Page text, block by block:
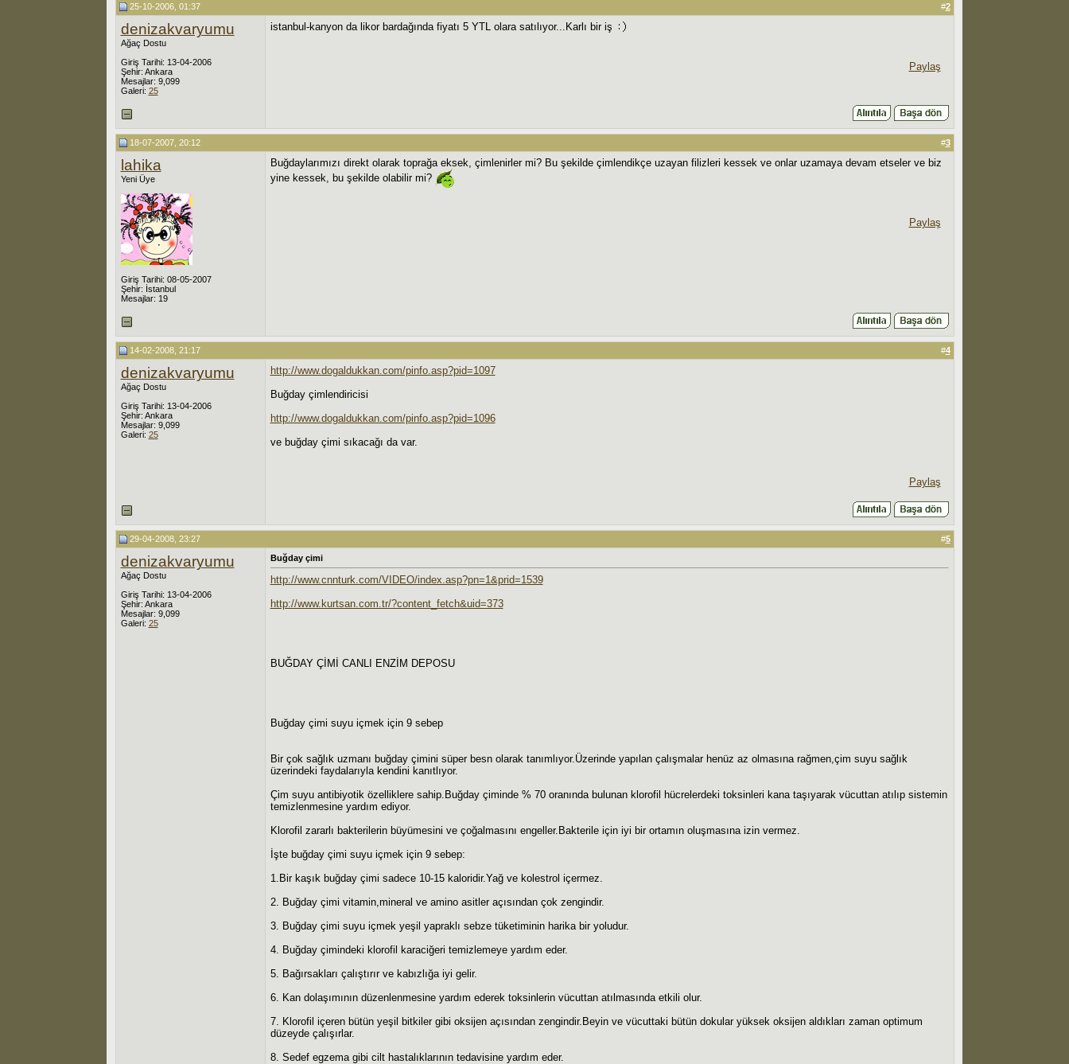
25-10-2006, 01:37 #2
denizakvaryumu
Ağaç Dostu
Giriş Tarihi: 13-04-2006
Şehir: Ankara
Mesajlar: 9,099
Galeri: 25
istanbul-kanyon da likor bardağında fiyatı 5 YTL olara satılıyor...Karlı bir iş
Paylaş
18-07-2007, 20:12 #3
lahika
Yeni Üye
Giriş Tarihi: 08-05-2007
Şehir: İstanbul
Mesajlar: 19
Buğdaylarımızı direkt olarak toprağa eksek, çimlenirler mi? Bu şekilde çimlendikçe uzayan filizleri kessek ve onlar uzamaya devam etseler ve biz
yine kessek, bu şekilde olabilir mi?
Paylaş
14-02-2008, 21:17 #4
denizakvaryumu
Ağaç Dostu
Giriş Tarihi: 13-04-2006
Şehir: Ankara
Mesajlar: 9,099
Galeri: 25
http://www.dogaldukkan.com/pinfo.asp?pid=1097
Buğday çimlendiricisi
http://www.dogaldukkan.com/pinfo.asp?pid=1096
ve buğday çimi sıkacağı da var.
Paylaş
29-04-2008, 23:27 #5
denizakvaryumu
Ağaç Dostu
Giriş Tarihi: 13-04-2006
Şehir: Ankara
Mesajlar: 9,099
Galeri: 25
Buğday çimi
http://www.cnnturk.com/VIDEO/index.asp?pn=1&prid=1539
http://www.kurtsan.com.tr/?content_fetch&uid=373
BUĞDAY ÇİMİ CANLI ENZİM DEPOSU
Buğday çimi suyu içmek için 9 sebep
Bir çok sağlık uzmanı buğday çimini süper besn olarak tanımlıyor.Üzerinde yapılan çalışmalar henüz az olmasına rağmen,çim suyu sağlık
üzerindeki faydalarıyla kendini kanıtlıyor.
Çim suyu antibiyotik özelliklere sahip.Buğday çiminde % 70 oranında bulunan klorofil hücrelerdeki toksinleri kana taşıyarak vücuttan atılıp sistemin
temizlenmesine yardım ediyor.
Klorofil zararlı bakterilerin büyümesini ve çoğalmasını engeller.Bakterile için iyi bir ortamın oluşmasına izin vermez.
İşte buğday çimi suyu içmek için 9 sebep:
1.Bir kaşık buğday çimi sadece 10-15 kaloridir.Yağ ve kolestrol içermez.
2. Buğday çimi vitamin,mineral ve amino asitler açısından çok zengindir.
3. Buğday çimi suyu içmek yeşil yapraklı sebze tüketiminin harika bir yoludur.
4. Buğday çimindeki klorofil karaciğeri temizlemeye yardım eder.
5. Bağırsakları çalıştırır ve kabızlığa iyi gelir.
6. Kan dolaşımının düzenlenmesine yardım ederek toksinlerin vücuttan atılmasında etkili olur.
7. Klorofil içeren bütün yeşil bitkiler gibi oksijen açısından zengindir.Beyin ve vücuttaki bütün dokular yüksek oksijen aldıkları zaman optimum
düzeyde çalışırlar.
8. Sedef egzema gibi cilt hastalıklarının tedavisine yardım eder.